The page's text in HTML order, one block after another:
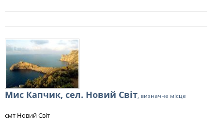
Мис Капчик, сел. Новий Світ, визначне місце
смт Новий Світ